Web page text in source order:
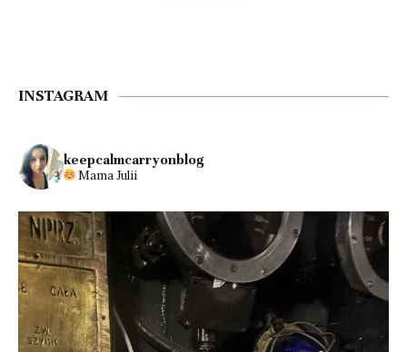
INSTAGRAM
keepcalmcarryonblog
Mama Julii